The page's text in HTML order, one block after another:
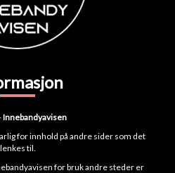
Innebandyavisen
for innhold på andre sider som det
lenkes til.
for bruk andre steder er